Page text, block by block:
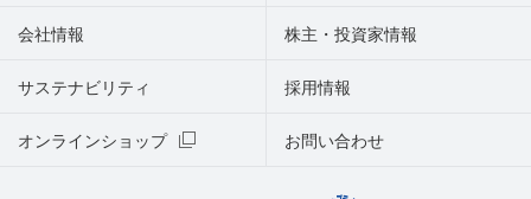
会社情報 株主・投資家情報
サステナビリティ
オンラインショップ お問い合わせ
採用情報